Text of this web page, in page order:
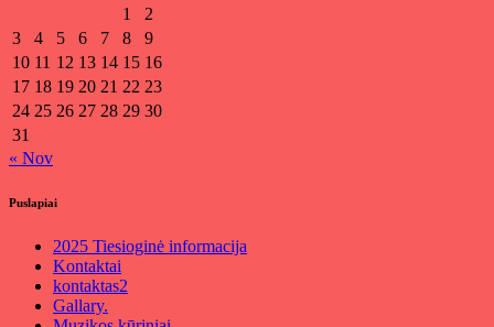
1
2
3
4 5 6 7 8
9
10 11 12 13 14 15 16
17 18 19 20 21 22 23
24 25 26 27 28 29 30
31
« Nov
Puslapiai
2025 Tiesioginė informacija
Kontaktai
kontaktas2
Gallary.